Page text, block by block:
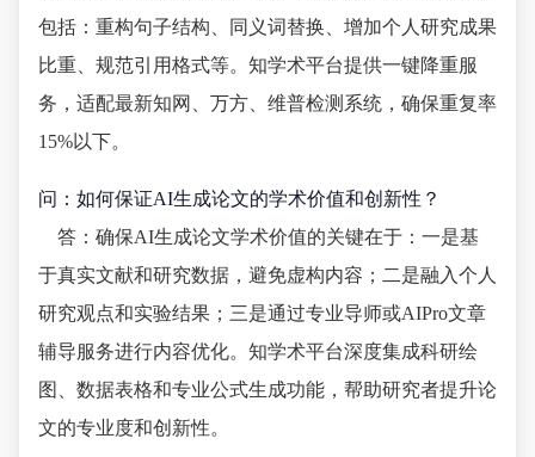
包括：重构句子结构、同义词替换、增加个人研究成果
比重、规范引用格式等。知学术平台提供一键降重服
务，适配最新知网、万方、维普检测系统，确保重复率
15%以下。
问：如何保证AI生成论文的学术价值和创新性？
答：确保AI生成论文学术价值的关键在于：一是基
于真实文献和研究数据，避免虚构内容；二是融入个人
研究观点和实验结果；三是通过专业导师或AIPro文章
辅导服务进行内容优化。知学术平台深度集成科研绘
图、数据表格和专业公式生成功能，帮助研究者提升论
文的专业度和创新性。